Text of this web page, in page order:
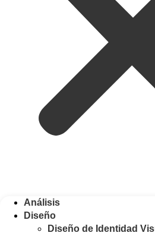
Análisis
Diseño
Diseño de Identidad